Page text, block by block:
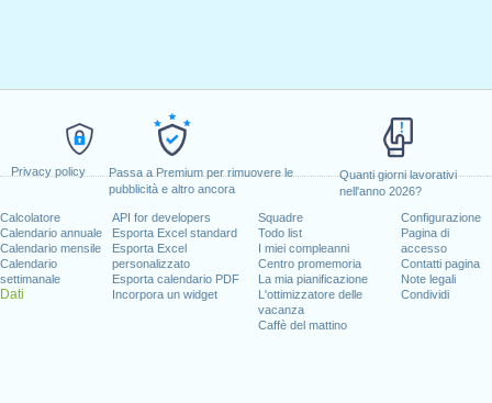
Privacy policy
Passa a Premium per rimuovere le
pubblicità e altro ancora
Quanti giorni lavorativi
nell'anno 2026?
Calcolatore
Calendario annuale
Calendario mensile
Calendario
settimanale
Dati
API for developers
Esporta Excel standard
Esporta Excel
personalizzato
Esporta calendario PDF
Incorpora un widget
Squadre
Todo list
I miei compleanni
Centro promemoria
La mia pianificazione
L'ottimizzatore delle
vacanza
Caffè del mattino
Configurazione
Pagina di
accesso
Contatti pagina
Note legali
Condividi